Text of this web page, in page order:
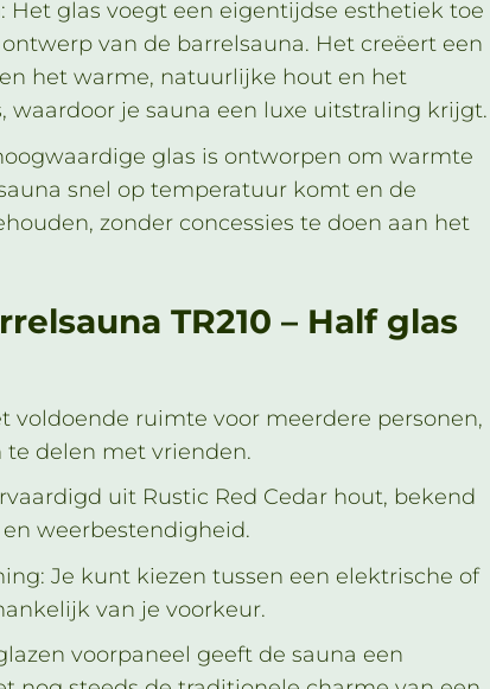
Het glas voegt een eigentijdse esthetiek toe
van de barrelsauna. Het creëert een
het warme, natuurlijke hout en het
waardoor je sauna een luxe uitstraling krijgt.
glas is ontworpen om warmte
snel op temperatuur komt en de
zonder concessies te doen aan het
TR210 – Half glas
voldoende ruimte voor meerdere personen,
te delen met vrienden.
uit Rustic Red Cedar hout, bekend
weerbestendigheid.
Je kunt kiezen tussen een elektrische of
van je voorkeur.
voorpaneel geeft de sauna een